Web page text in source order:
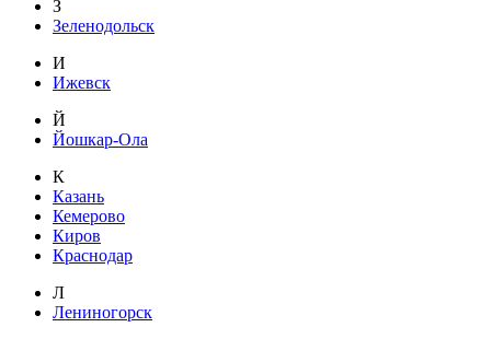
З
Зеленодольск
И
Ижевск
Й
Йошкар-Ола
К
Казань
Кемерово
Киров
Краснодар
Л
Лениногорск